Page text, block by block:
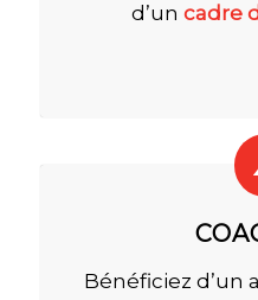
d’uncadre
Bénéficiez